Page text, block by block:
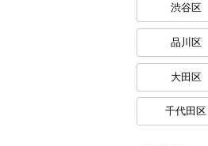
渋谷区
品川区
大田区
千代田区